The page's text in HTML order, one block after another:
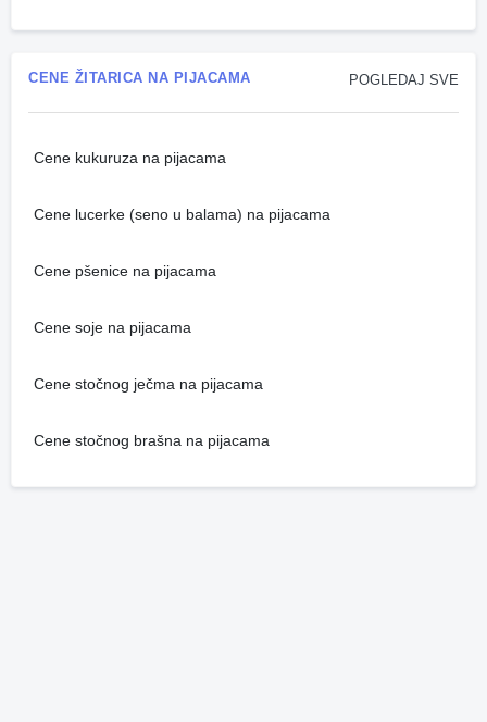
POGLEDAJ SVE
CENE ŽITARICA NA PIJACAMA
Cene kukuruza na pijacama
Cene lucerke (seno u balama) na pijacama
Cene pšenice na pijacama
Cene soje na pijacama
Cene stočnog ječma na pijacama
Cene stočnog brašna na pijacama